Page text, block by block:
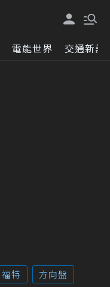
電能世界 交通新訊
福特 方向盤